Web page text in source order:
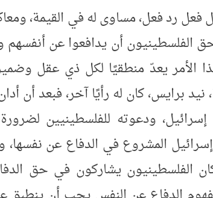
فعل رد فعل، مساوى له في القيمة،
الفلسطينيون أن يدافعوا عن أنفسهم
الأمر يعدّ منطقيًا لكل ذي عقل
برايس، كان له رأيًا آخر، فبعد أن
ودعوته للفلسطينيين
المشروع في الدفاع عن نفسها،
الفلسطينيون يشاركون في حق